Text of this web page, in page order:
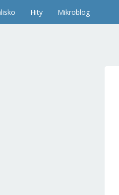
Hity Mikroblog